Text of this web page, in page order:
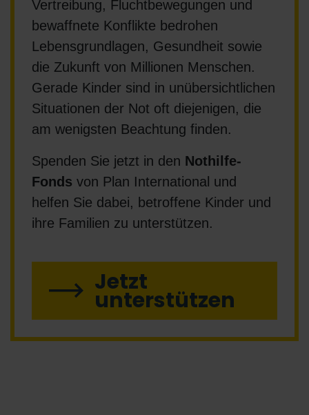
Vertreibung, Fluchtbewegungen und
bewaffnete Konflikte bedrohen
Lebensgrundlagen, Gesundheit sowie
die Zukunft von Millionen Menschen.
Gerade Kinder sind in unübersichtlichen
Situationen der Not oft diejenigen, die
am wenigsten Beachtung finden.
Spenden Sie jetzt in den Nothilfe-
Fonds von Plan International und
helfen Sie dabei, betroffene Kinder und
ihre Familien zu unterstützen.
Jetzt
unterstützen